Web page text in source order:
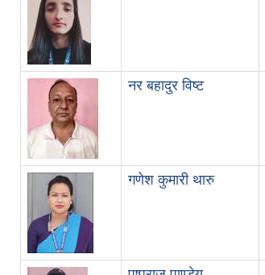
नर बहादुर विष्ट
गणेश कुमारी थारु